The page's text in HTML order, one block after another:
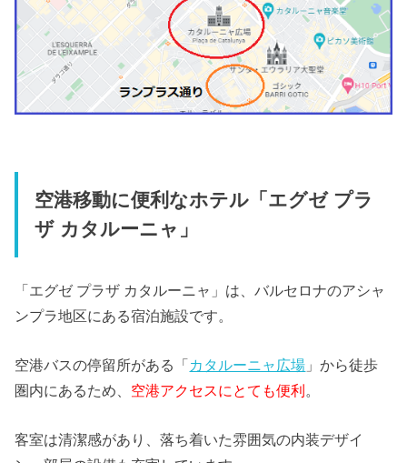
空港移動に便利なホテル「エグゼ プラ
ザ カタルーニャ」
「エグゼ プラザ カタルーニャ」は、バルセロナのアシャ
ンプラ地区にある宿泊施設です。
空港バスの停留所がある「カタルーニャ広場 」から徒歩
圏内にあるため、 空港アクセスにとても便利。
客室は清潔感があり、落ち着いた雰囲気の内装デザイ